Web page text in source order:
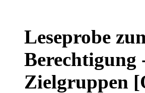
Leseprobe
Berechtigung
Zielgruppen